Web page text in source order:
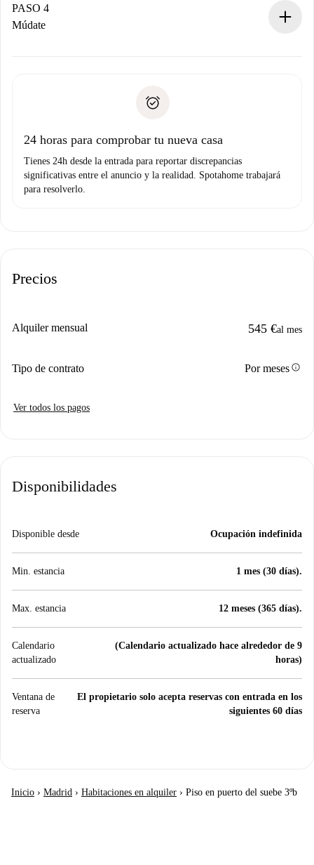
contacto con el propietario.
Si es rechazada: No te haremos ningún cargo y te
Prueba de solvencia
PASO 4
Múdate
no nos comunicas ningún problema.
24 horas para comprobar tu nueva casa
Tienes 24h desde la entrada para reportar discrepancias
significativas entre el anuncio y la realidad. Spotahome trabajará
para resolverlo.
Precios
Alquiler mensual 545 €al mes
Tipo de contrato Por mesesinfo
Ver todos los pagos
Disponibilidades
Disponible desde Ocupación indefinida
Min. estancia 1 mes (30 días).
Max. estancia 12 meses (365 días).
Calendario
actualizado
(Calendario actualizado hace alrededor de 9
horas)
Ventana de
reserva
El propietario solo acepta reservas con entrada en los
siguientes 60 días
Inicio › Madrid › Habitaciones en alquiler › Piso en puerto del suebe 3ºb